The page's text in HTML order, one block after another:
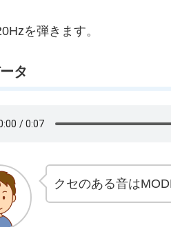
を弾きます。
タ
クセのある音は